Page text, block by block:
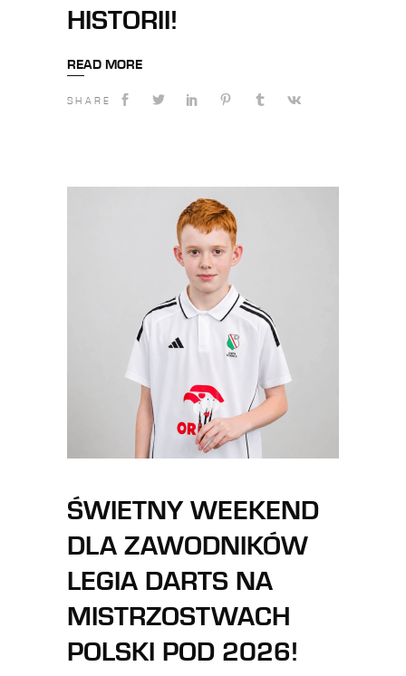
HISTORII!
READ MORE
SHARE
ŚWIETNY WEEKEND
DLA ZAWODNIKÓW
LEGIA DARTS NA
MISTRZOSTWACH
POLSKI POD 2026!